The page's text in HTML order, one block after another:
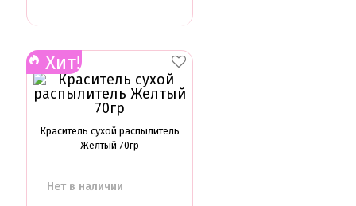
Хит!
Краситель сухой распылитель
Желтый 70гр
Нет в наличии